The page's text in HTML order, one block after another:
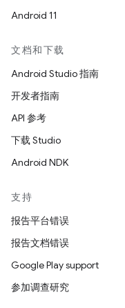
Android 11
文档和下载
Android Studio 指南
开发者指南
API 参考
下载 Studio
Android NDK
支持
报告平台错误
报告文档错误
Google Play support
参加调查研究